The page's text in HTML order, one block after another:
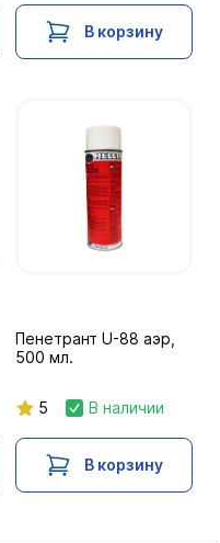
В корзину
Пенетрант U-88 аэр,
500 мл.
5 В наличии
В корзину